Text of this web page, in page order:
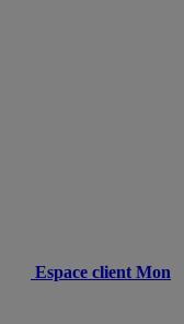
Espace client Mon